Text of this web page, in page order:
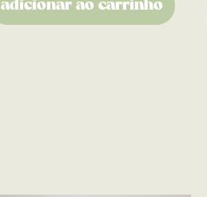
adicionar ao carrinho